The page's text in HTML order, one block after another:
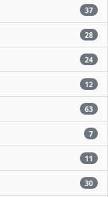
37
28
24
12
63
7
11
30